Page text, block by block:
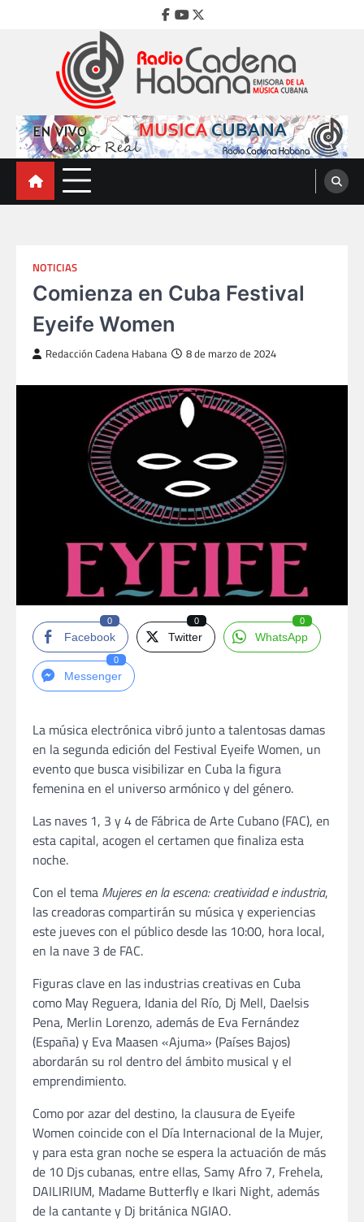
Facebook
Youtube
Twitter
Radio Cadena Habana
Emisora de la Música Cubana
NOTICIAS
Comienza en Cuba Festival
Eyeife Women
Redacción Cadena Habana 8 de marzo de 2024
Facebook
0
Twitter
0
WhatsApp
0
Messenger
0
La música electrónica vibró junto a talentosas damas
en la segunda edición del Festival Eyeife Women, un
evento que busca visibilizar en Cuba la figura
femenina en el universo armónico y del género.
Las naves 1, 3 y 4 de Fábrica de Arte Cubano (FAC), en
esta capital, acogen el certamen que finaliza esta
noche.
Con el tema Mujeres en la escena: creatividad e industria,
las creadoras compartirán su música y experiencias
este jueves con el público desde las 10:00, hora local,
en la nave 3 de FAC.
Figuras clave en las industrias creativas en Cuba
como May Reguera, Idania del Río, Dj Mell, Daelsis
Pena, Merlin Lorenzo, además de Eva Fernández
(España) y Eva Maasen «Ajuma» (Países Bajos)
abordarán su rol dentro del ámbito musical y el
emprendimiento.
Como por azar del destino, la clausura de Eyeife
Women coincide con el Día Internacional de la Mujer,
y para esta gran noche se espera la actuación de más
de 10 Djs cubanas, entre ellas, Samy Afro 7, Frehela,
DAILIRIUM, Madame Butterfly e Ikari Night, además
de la cantante y Dj británica NGIAO.